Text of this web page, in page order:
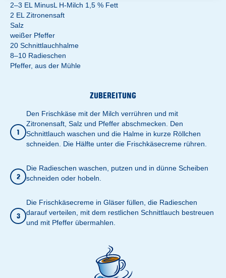
2–3 EL MinusL H-Milch 1,5 % Fett
2 EL Zitronensaft
Salz
weißer Pfeffer
20 Schnittlauchhalme
8–10 Radieschen
Pfeffer, aus der Mühle
ZUBEREITUNG
1
Den Frischkäse mit der Milch verrühren und mit
Zitronensaft, Salz und Pfeffer abschmecken. Den
Schnittlauch waschen und die Halme in kurze Röllchen
schneiden. Die Hälfte unter die Frischkäsecreme rühren.
2
Die Radieschen waschen, putzen und in dünne Scheiben
schneiden oder hobeln.
3
Die Frischkäsecreme in Gläser füllen, die Radieschen
darauf verteilen, mit dem restlichen Schnittlauch bestreuen
und mit Pfeffer übermahlen.